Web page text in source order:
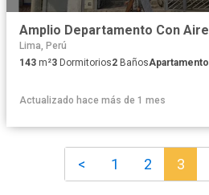
Lima, Perú
143 m²3 Dormitorios2 BañosApartamento
Actualizado hace más de 1 mes
< 1 2 3